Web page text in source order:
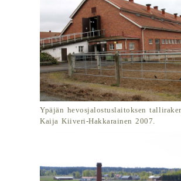
Ypäjän hevosjalostuslaitoksen
Kaija Kiiveri-Hakkarainen 2007.